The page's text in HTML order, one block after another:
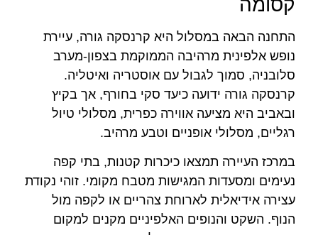
קסומה
התחנה הבאה במסלול היא קרנסקה גורה, עיירת
נופש אלפינית מרהיבה הממוקמת בצפון-מערב
סלובניה, סמוך לגבול עם אוסטריה ואיטליה.
קרנסקה גורה ידועה כיעד סקי בחורף, אך בקיץ
ובאביב היא מציעה אווירה כפרית, מסלולי טיול
רגליים, מסלולי אופניים וטבע מרהיב.
במרכז העיירה תמצאו כיכרות קטנות, בתי קפה
נעימים ומסעדות המגישות מטבח מקומי. זוהי נקודת
עצירה אידיאלית לארוחת צהריים או לקפה מול
הנוף. השקט והנופים האלפיניים מקנים למקום